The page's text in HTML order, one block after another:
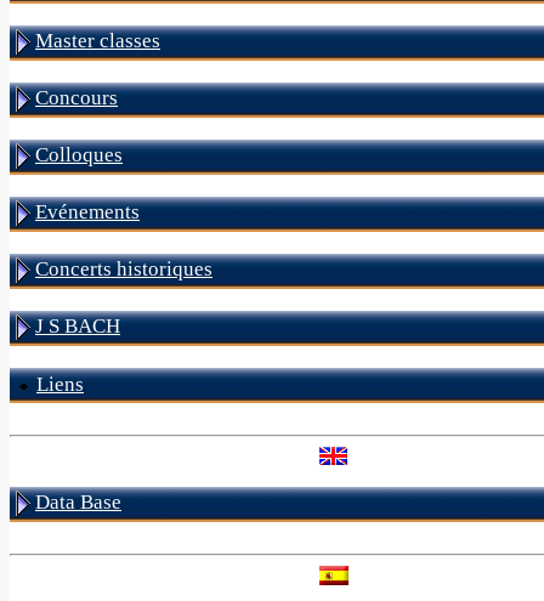
Master classes
Concours
Colloques
Evénements
Concerts historiques
J S BACH
Liens
Data Base